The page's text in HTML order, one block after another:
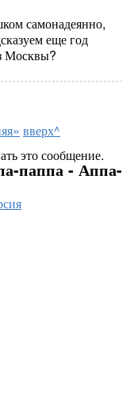
самонадеянно,
еще год
Москвы?
вверх^
это сообщение.
паппа - Аппа-